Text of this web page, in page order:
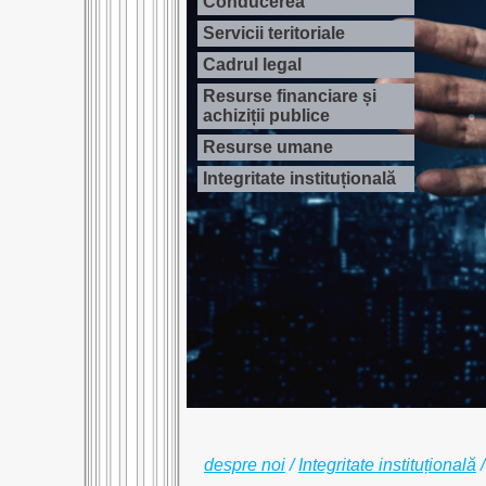
Servicii teritoriale
Cadrul legal
Resurse financiare și
achiziții publice
Resurse umane
Integritate instituțională
despre noi /Integritate instituțională